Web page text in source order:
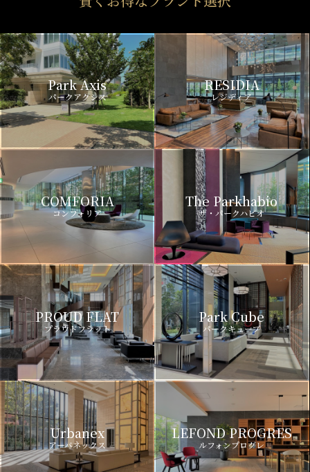
Park Axis
パークアクシス
RESIDIA
レジディア
COMFORIA
コンフォリア
The Parkhabio
ザ・パークハビオ
PROUD FLAT
プラウドフラット
Park Cube
パークキューブ
Urbanex
アーバネックス
LEFOND PROGRES
ルフォンプログレ